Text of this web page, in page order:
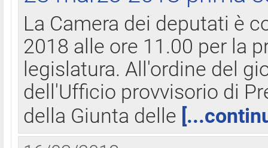
La Camera dei deputati è
2018 alle ore 11.00 per la
legislatura. All'ordine del
dell'Ufficio provvisorio di
della Giunta delle